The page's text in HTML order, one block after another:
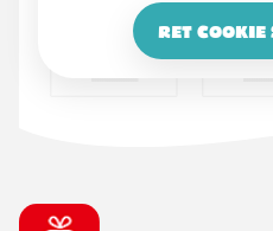
RET